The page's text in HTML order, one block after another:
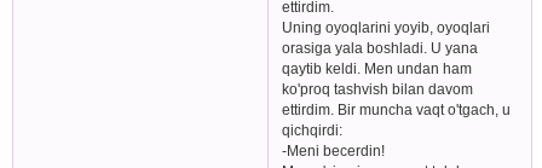
ettirdim.
Uning oyoqlarini yoyib, oyoqlari
orasiga yala boshladi. U yana
qaytib keldi. Men undan ham
ko'proq tashvish bilan davom
ettirdim. Bir muncha vaqt o'tgach, u
qichqirdi:
-Meni becerdin!